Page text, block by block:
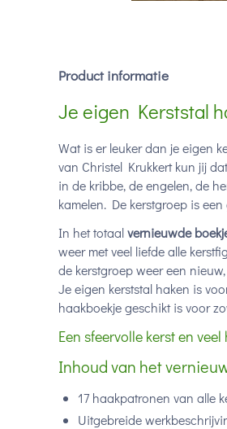
Product informatie
Je eigen Kerststal
Wat is er leuker dan je eigen
van Christel Krukkert kun jij
in de kribbe, de engelen, de
kamelen. De kerstgroep is
In het totaalvernieuwde
weer met veel liefde alle
de kerstgroep weer een
Je eigen kerststal haken is
haakboekje geschikt is voor
Een sfeervolle kerst en
Inhoud van het
17 haakpatronen van alle
Uitgebreide